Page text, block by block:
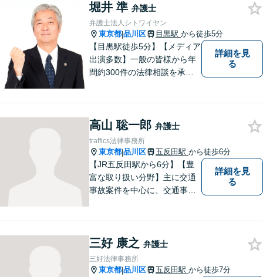
堀井 準 弁護士
弁護士法人シトワイヤン
東京都|品川区 目黒駅 から徒歩5分
【目黒駅徒歩5分】【メディア
出演多数】一般の皆様から年
間約300件の法律相談を承
率いるチームが、迅速かつ的
確に対応いたします。
詳細を見
る
高山 聡一郎 弁護士
traffics法律事務所
東京都|品川区 五反田駅 から徒歩6分
【JR五反田駅から6分】【豊
富な取り扱い分野】主に交通
事故案件を中心に、交通事故
とやお悩みがございました
ら、お気軽にご相談くださ
い。
詳細を見
る
三好 康之 弁護士
三好法律事務所
東京都|品川区 五反田駅 から徒歩7分